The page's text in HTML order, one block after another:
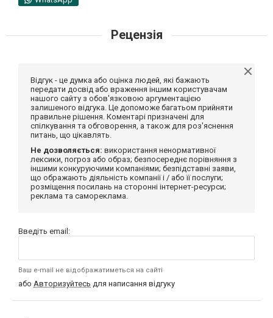
Рецензія
Відгук - це думка або оцінка людей, які бажають
передати досвід або враження іншим користувачам
нашого сайту з обов'язковою аргументацією
залишеного відгука. Це допоможе багатьом прийняти
правильне рішення. Коментарі призначені для
спілкування та обговорення, а також для роз'яснення
питань, що цікавлять.
Не дозволяється: використання ненормативної
лексики, погроз або образ; безпосереднє порівняння з
іншими конкуруючими компаніями; безпідставні заяви,
що ображають діяльність компанії і / або її послуги;
розміщення посилань на сторонні інтернет-ресурси;
реклама та самореклама.
Введіть email:
Ваш e-mail не відображатиметься на сайті
або Авторизуйтесь для написання відгуку